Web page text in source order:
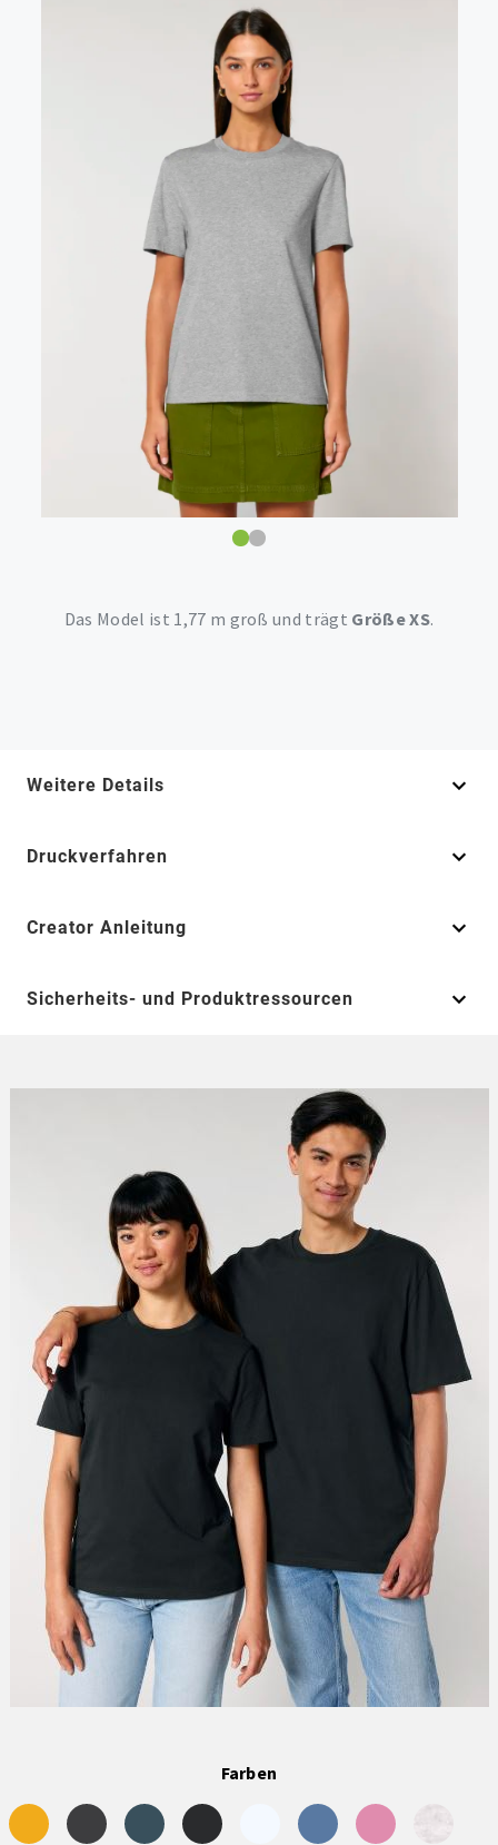
Das Model ist 1,77 m groß und trägt Größe XS.
Weitere Details
Druckverfahren
Creator Anleitung
Sicherheits- und Produktressourcen
Farben